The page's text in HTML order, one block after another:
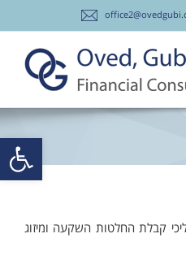
פתח
קבלת החלטות השקעה ומיזוג